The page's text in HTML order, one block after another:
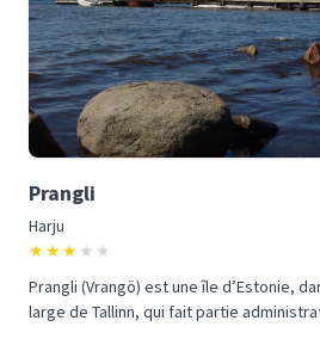
Prangli
Harju
★★★ ★ ★
Prangli (Vrangö) est une île d’Estonie,
large de Tallinn, qui fait partie